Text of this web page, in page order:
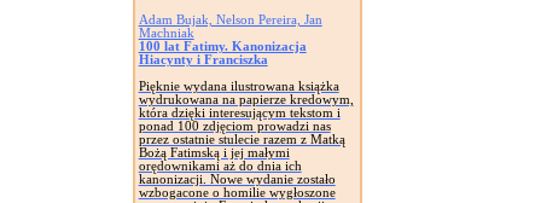
Adam Bujak, Nelson Pereira, Jan
Machniak
100 lat Fatimy. Kanonizacja
Hiacynty i Franciszka
Pięknie wydana ilustrowana książka
wydrukowana na papierze kredowym,
która dzięki interesującym tekstom i
ponad 100 zdjęciom prowadzi nas
przez ostatnie stulecie razem z Matką
Bożą Fatimską i jej małymi
orędownikami aż do dnia ich
kanonizacji. Nowe wydanie zostało
wzbogacone o homilie wygłoszone